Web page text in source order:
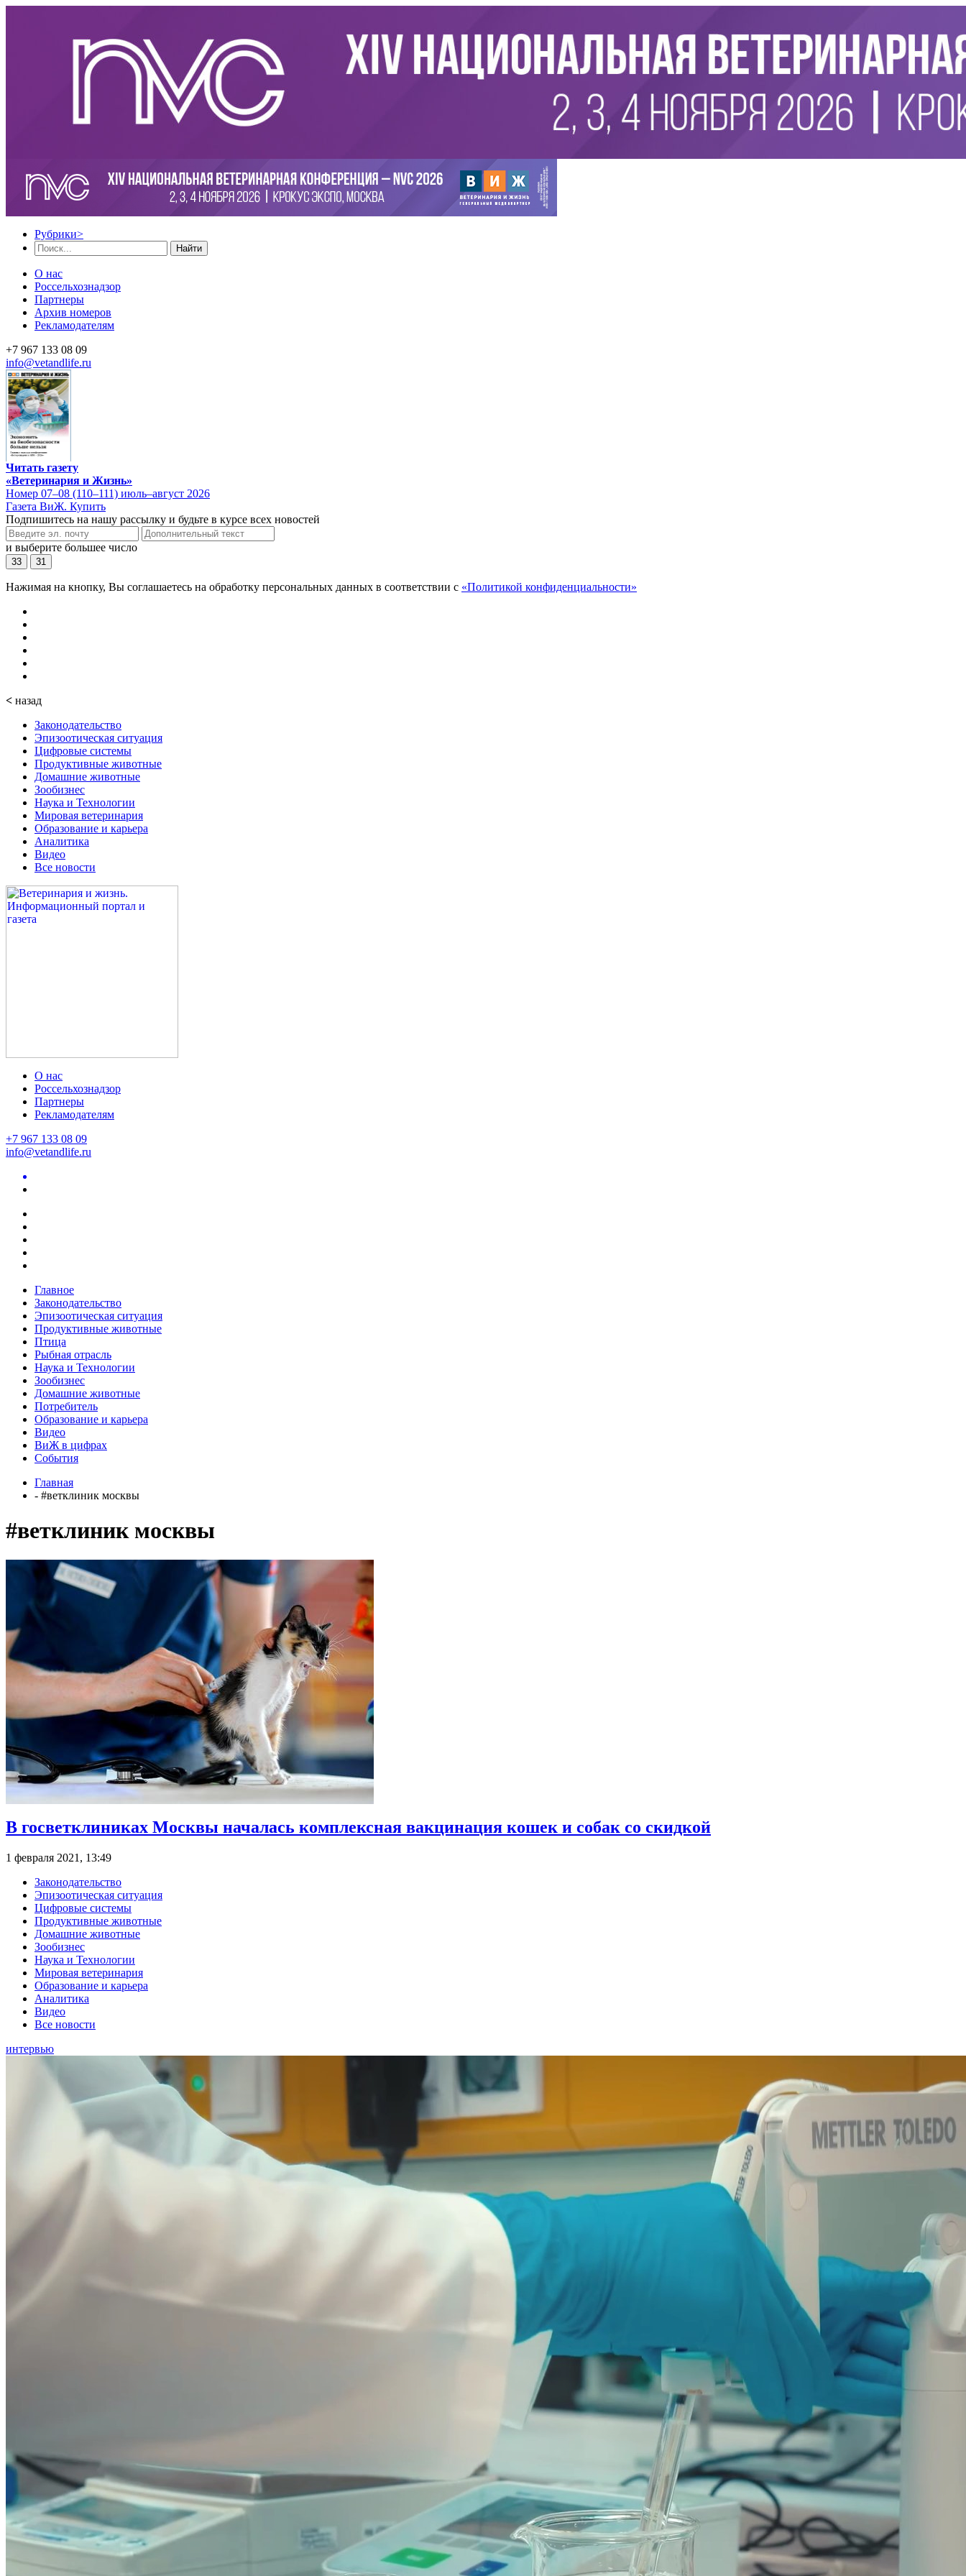
Рубрики>
Найти
О нас
Россельхознадзор
Партнеры
Архив номеров
Рекламодателям
+7 967 133 08 09
info@vetandlife.ru
Читать газету
«Ветеринария и Жизнь»
Номер 07–08 (110–111) июль–август 2026
Газета ВиЖ. Купить
Подпишитесь на нашу рассылку и будьте в курсе всех новостей
и выберите большее число
33 31
Нажимая на кнопку, Вы соглашаетесь на обработку персональных данных в соответствии с «Политикой конфиденциальности»
< назад
Законодательство
Эпизоотическая ситуация
Цифровые системы
Продуктивные животные
Домашние животные
Зообизнес
Наука и Технологии
Мировая ветеринария
Образование и карьера
Аналитика
Видео
Все новости
О нас
Россельхознадзор
Партнеры
Рекламодателям
+7 967 133 08 09
info@vetandlife.ru
Главное
Законодательство
Эпизоотическая ситуация
Продуктивные животные
Птица
Рыбная отрасль
Наука и Технологии
Зообизнес
Домашние животные
Потребитель
Образование и карьера
Видео
ВиЖ в цифрах
События
Главная
- #ветклиник москвы
#ветклиник москвы
В госветклиниках Москвы началась комплексная вакцинация кошек и собак со скидкой
1 февраля 2021, 13:49
Законодательство
Эпизоотическая ситуация
Цифровые системы
Продуктивные животные
Домашние животные
Зообизнес
Наука и Технологии
Мировая ветеринария
Образование и карьера
Аналитика
Видео
Все новости
интервью